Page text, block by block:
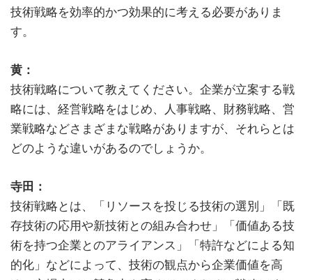
技術戦略を効率的かつ効果的に考える必要がありま
す。
黄：
技術戦略について教えてください。企業が立案する戦
略には、経営戦略をはじめ、人事戦略、財務戦略、営
業戦略などさまざまな戦略がありますが、それらとは
どのような違いがあるのでしょうか。
寺田：
技術戦略とは、「リソースを投じる技術の選別」「既
存技術の応用や新技術との組み合わせ」「価値ある技
術を持つ企業とのアライアンス」「特許などによる知
的化」などによって、技術の観点から企業価値を高